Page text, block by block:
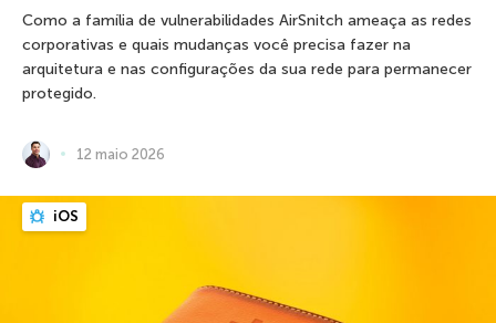
Como a família de vulnerabilidades AirSnitch ameaça as redes
corporativas e quais mudanças você precisa fazer na
arquitetura e nas configurações da sua rede para permanecer
protegido.
12 maio 2026
iOS